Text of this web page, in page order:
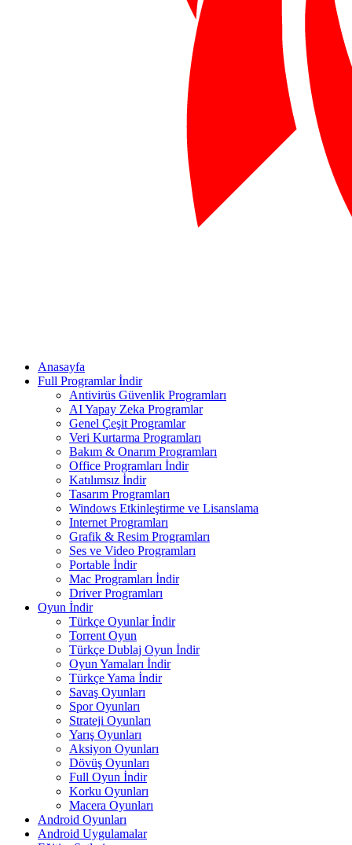
Anasayfa
Full Programlar İndir
Antivirüs Güvenlik Programları
AI Yapay Zeka Programlar
Genel Çeşit Programlar
Veri Kurtarma Programları
Bakım & Onarım Programları
Office Programları İndir
Katılımsız İndir
Tasarım Programları
Windows Etkinleştirme ve Lisanslama
Internet Programları
Grafik & Resim Programları
Ses ve Video Programları
Portable İndir
Mac Programları İndir
Driver Programları
Oyun İndir
Türkçe Oyunlar İndir
Torrent Oyun
Türkçe Dublaj Oyun İndir
Oyun Yamaları İndir
Türkçe Yama İndir
Savaş Oyunları
Spor Oyunları
Strateji Oyunları
Yarış Oyunları
Aksiyon Oyunları
Dövüş Oyunları
Full Oyun İndir
Korku Oyunları
Macera Oyunları
Android Oyunları
Android Uygulamalar